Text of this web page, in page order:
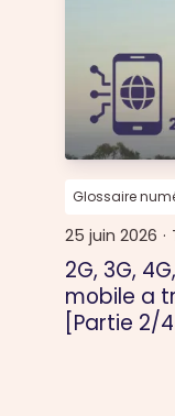
2G, 3G,
mobile a
[Partie 2/
Glossaire
25 juin 2026 ·